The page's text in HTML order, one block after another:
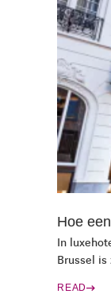
Hoe
In
Brussel
READ